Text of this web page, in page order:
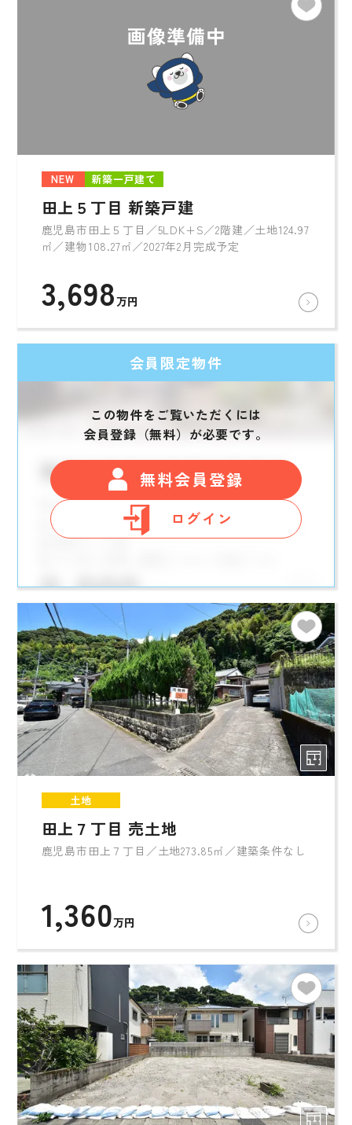
NEW 新築一戸建て
田上５丁目 新築戸建
鹿児島市田上５丁目／5LDK+S／2階建／土地124.97
㎡／建物108.27㎡／2027年2月完成予定
3,698万円
会員限定物件
この物件をご覧いただくには
会員登録（無料）が必要です。
無料会員登録
ログイン
土地
田上７丁目 売土地
鹿児島市田上７丁目／土地273.85㎡／建築条件なし
1,360万円